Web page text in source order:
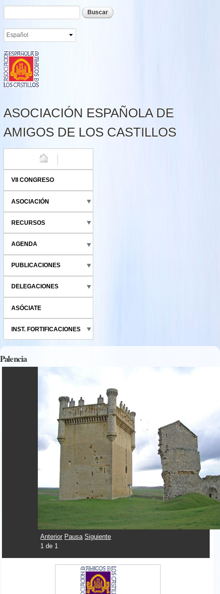
Pasar al
contenido
Formulario de búsqueda
Buscar
ASOCIACIÓN ESPAÑOLA DE
AMIGOS DE LOS CASTILLOS
VII CONGRESO
ASOCIACIÓN
RECURSOS
AGENDA
PUBLICACIONES
DELEGACIONES
ASÓCIATE
INST. FORTIFICACIONES
Palencia
Anterior Pausa Siguiente
1 de 1
logo2.jpg